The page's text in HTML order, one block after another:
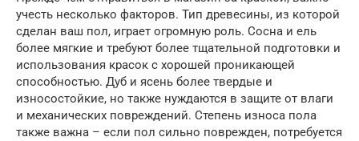
учесть несколько факторов. Тип древесины, из которой
сделан ваш пол, играет огромную роль. Сосна и ель
более мягкие и требуют более тщательной подготовки и
использования красок с хорошей проникающей
способностью. Дуб и ясень более твердые и
износостойкие, но также нуждаются в защите от влаги
и механических повреждений. Степень износа пола
также важна – если пол сильно поврежден, потребуется